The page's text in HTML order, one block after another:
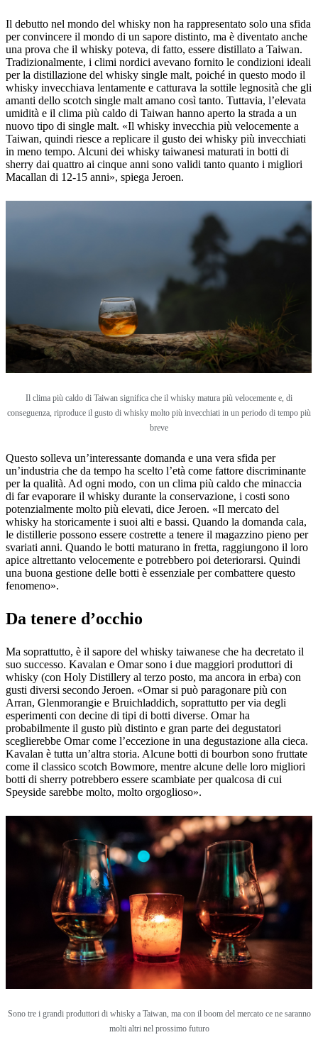
Il debutto nel mondo del whisky non ha rappresentato solo una sfida
per convincere il mondo di un sapore distinto, ma è diventato anche
una prova che il whisky poteva, di fatto, essere distillato a Taiwan.
Tradizionalmente, i climi nordici avevano fornito le condizioni ideali
per la distillazione del whisky single malt, poiché in questo modo il
whisky invecchiava lentamente e catturava la sottile legnosità che gli
amanti dello scotch single malt amano così tanto. Tuttavia, l’elevata
umidità e il clima più caldo di Taiwan hanno aperto la strada a un
nuovo tipo di single malt. «Il whisky invecchia più velocemente a
Taiwan, quindi riesce a replicare il gusto dei whisky più invecchiati
in meno tempo. Alcuni dei whisky taiwanesi maturati in botti di
sherry dai quattro ai cinque anni sono validi tanto quanto i migliori
Macallan di 12-15 anni», spiega Jeroen.
Il clima più caldo di Taiwan significa che il whisky matura più velocemente e, di
conseguenza, riproduce il gusto di whisky molto più invecchiati in un periodo di tempo più
breve
Questo solleva un’interessante domanda e una vera sfida per
un’industria che da tempo ha scelto l’età come fattore discriminante
per la qualità. Ad ogni modo, con un clima più caldo che minaccia
di far evaporare il whisky durante la conservazione, i costi sono
potenzialmente molto più elevati, dice Jeroen. «Il mercato del
whisky ha storicamente i suoi alti e bassi. Quando la domanda cala,
le distillerie possono essere costrette a tenere il magazzino pieno per
svariati anni. Quando le botti maturano in fretta, raggiungono il loro
apice altrettanto velocemente e potrebbero poi deteriorarsi. Quindi
una buona gestione delle botti è essenziale per combattere questo
fenomeno».
Da tenere d’occhio
Ma soprattutto, è il sapore del whisky taiwanese che ha decretato il
suo successo. Kavalan e Omar sono i due maggiori produttori di
whisky (con Holy Distillery al terzo posto, ma ancora in erba) con
gusti diversi secondo Jeroen. «Omar si può paragonare più con
Arran, Glenmorangie e Bruichladdich, soprattutto per via degli
esperimenti con decine di tipi di botti diverse. Omar ha
probabilmente il gusto più distinto e gran parte dei degustatori
sceglierebbe Omar come l’eccezione in una degustazione alla cieca.
Kavalan è tutta un’altra storia. Alcune botti di bourbon sono fruttate
come il classico scotch Bowmore, mentre alcune delle loro migliori
botti di sherry potrebbero essere scambiate per qualcosa di cui
Speyside sarebbe molto, molto orgoglioso».
Sono tre i grandi produttori di whisky a Taiwan, ma con il boom del mercato ce ne saranno
molti altri nel prossimo futuro